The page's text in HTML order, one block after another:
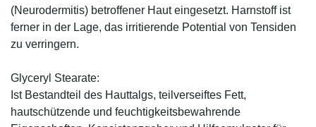
(Neurodermitis) betroffener Haut eingesetzt. Harnstoff ist
ferner in der Lage, das irritierende Potential von Tensiden
zu verringern.
Glyceryl Stearate:
Ist Bestandteil des Hauttalgs, teilverseiftes Fett,
hautschützende und feuchtigkeitsbewahrende